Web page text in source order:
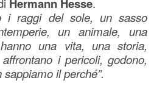
Hermann Hesse.
i raggi del sole, un sasso
un animale, una
una vita, una storia,
i pericoli, godono,
il perché”.